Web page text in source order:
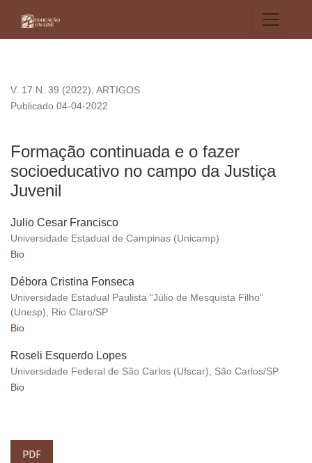
V. 17 N. 39 (2022), ARTIGOS
Formação continuada e o fazer
socioeducativo no campo da Justiça
Juvenil
Publicado 04-04-2022
Julio Cesar Francisco
Universidade Estadual de Campinas (Unicamp)
Bio
Débora Cristina Fonseca
Universidade Estadual Paulista “Júlio de Mesquista Filho”
(Unesp), Rio Claro/SP
Bio
Roseli Esquerdo Lopes
Universidade Federal de São Carlos (Ufscar), São Carlos/SP
Bio
PDF